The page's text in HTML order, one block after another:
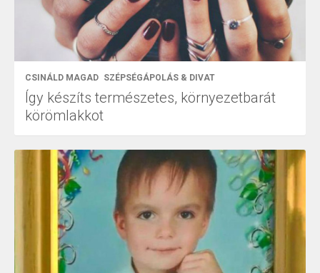
CSINÁLD MAGAD SZÉPSÉGÁPOLÁS & DIVAT
Így készíts természetes, környezetbarát
körömlakkot